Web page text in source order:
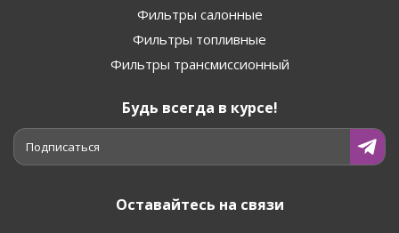
Фильтры салонные
Фильтры топливные
Фильтры трансмиссионный
Будь всегда в курсе!
Подписаться
Оставайтесь на связи